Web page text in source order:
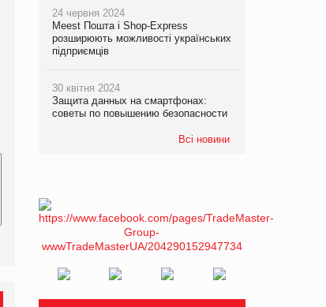
24 червня 2024
Meest Пошта і Shop-Express
розширюють можливості українських
підприємців
30 квітня 2024
Защита данных на смартфонах:
советы по повышению безопасности
Всі новини